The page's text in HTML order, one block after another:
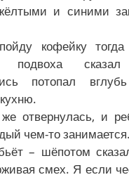
и синими
кофейку
подвоха
потопал
отвернулась, и
чем-то занимается.
– шёпотом
смех. Я если